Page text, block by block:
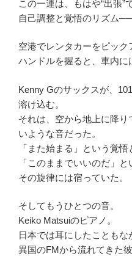
この一連は、もはや“出張”
自己調整と覚悟のリズム──
空港でレンタカーをピック
ハンドルを握ると、車内に
Kenny Gのサックスが、
溶け込む。
それは、空から地上に降
いような音だった。
「また始まる」という覚悟
「このままでいいのだ」と
その旋律には宿っていた。
そしてもうひとつの音。
Keiko Matsuiのピアノ。
日本では耳にしたこともな
異国のFMから流れてきた彼